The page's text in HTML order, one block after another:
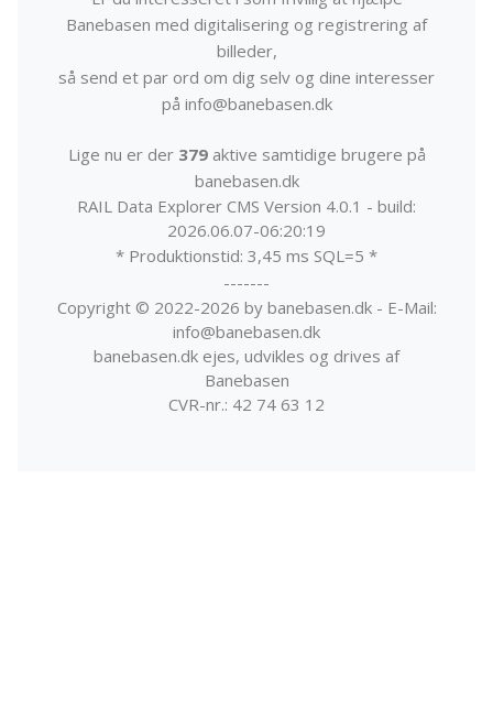
Banebasen med digitalisering og registrering af
billeder,
så send et par ord om dig selv og dine interesser
på info@banebasen.dk
Lige nu er der 379aktive samtidige brugere på
banebasen.dk
RAIL Data Explorer CMS Version 4.0.1 - build:
2026.06.07-06:20:19
* Produktionstid: 3,45 ms SQL=5 *
-------
Copyright © 2022-2026 by banebasen.dk - E-Mail:
info@banebasen.dk
banebasen.dk ejes, udvikles og drives af
Banebasen
CVR-nr.: 42 74 63 12